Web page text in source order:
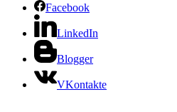
Facebook
LinkedIn
Blogger
VKontakte